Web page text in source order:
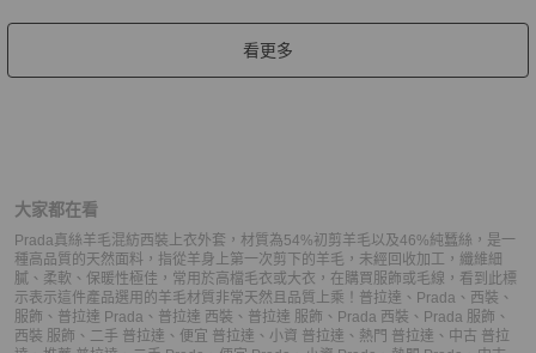
看更多
大家都在看
Prada真絲羊毛混紡西裝上衣外套，材質為54%初剪羊毛以及46%純蠶絲，是一
種高品質的天然面料，指從羊身上第一次剪下的羊毛，未經回收加工，纖維細
膩、柔軟、保暖性極佳，常用於高檔毛衣或大衣，在購買服飾或毛線，看到此標
示表示這件產品選用的羊毛材質非常天然且品質上乘！ 普拉達 、 Prada 、 西裝 、
服飾 、 普拉達 Prada 、 普拉達 西裝 、 普拉達 服飾 、 Prada 西裝 、 Prada 服飾 、
西裝 服飾 、 二手 普拉達 、 便宜 普拉達 、 小資 普拉達 、 熱門 普拉達 、 中古 普拉